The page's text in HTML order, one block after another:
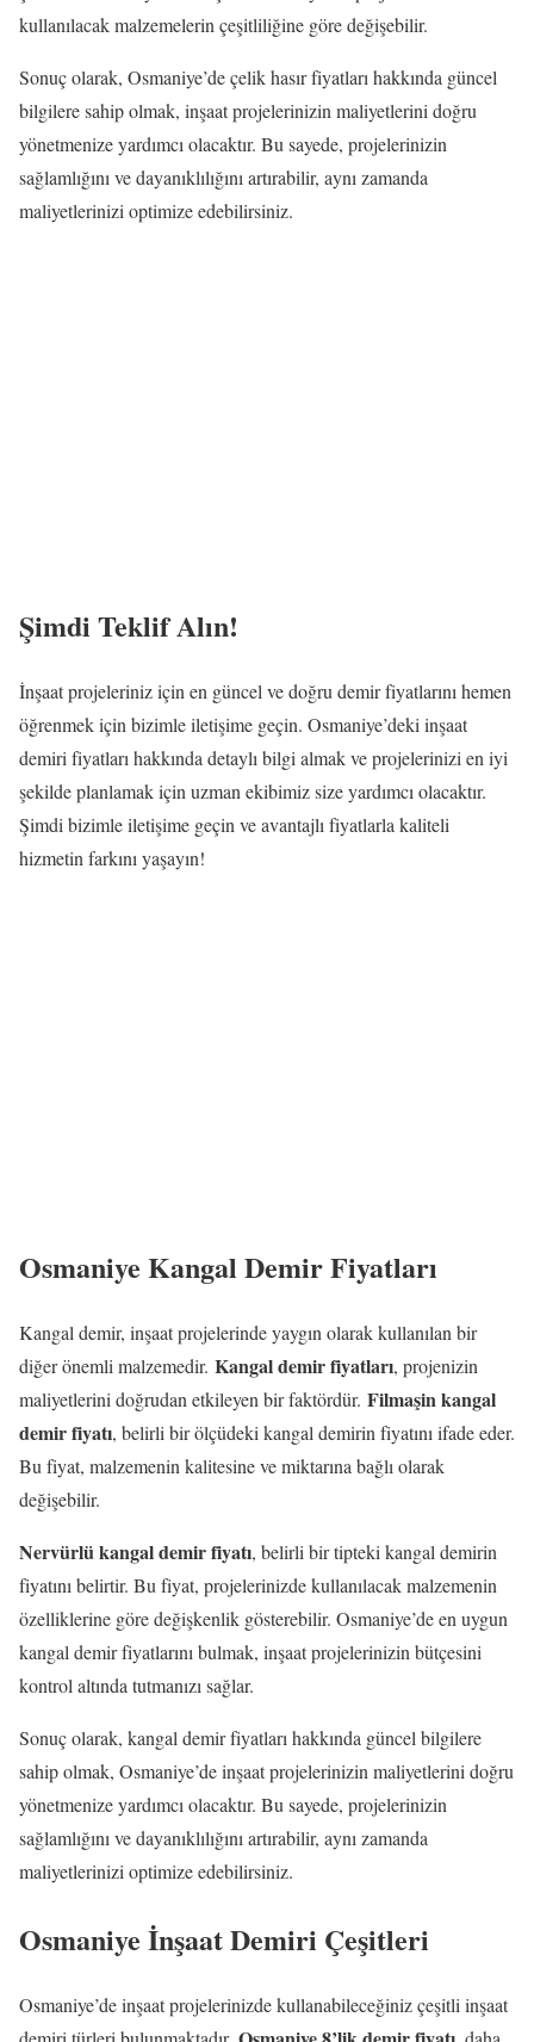
kullanılacak malzemelerin çeşitliliğine göre değişebilir.
Sonuç olarak, Osmaniye’de çelik hasır fiyatları hakkında güncel
bilgilere sahip olmak, inşaat projelerinizin maliyetlerini doğru
yönetmenize yardımcı olacaktır. Bu sayede, projelerinizin
sağlamlığını ve dayanıklılığını artırabilir, aynı zamanda
maliyetlerinizi optimize edebilirsiniz.
Şimdi Teklif Alın!
İnşaat projeleriniz için en güncel ve doğru demir fiyatlarını hemen
öğrenmek için bizimle iletişime geçin. Osmaniye’deki inşaat
demiri fiyatları hakkında detaylı bilgi almak ve projelerinizi en iyi
şekilde planlamak için uzman ekibimiz size yardımcı olacaktır.
Şimdi bizimle iletişime geçin ve avantajlı fiyatlarla kaliteli
hizmetin farkını yaşayın!
Osmaniye Kangal Demir Fiyatları
Kangal demir, inşaat projelerinde yaygın olarak kullanılan bir
diğer önemli malzemedir. Kangal demir fiyatları, projenizin
maliyetlerini doğrudan etkileyen bir faktördür. Filmaşin kangal
demir fiyatı, belirli bir ölçüdeki kangal demirin fiyatını ifade eder.
Bu fiyat, malzemenin kalitesine ve miktarına bağlı olarak
değişebilir.
Nervürlü kangal demir fiyatı, belirli bir tipteki kangal demirin
fiyatını belirtir. Bu fiyat, projelerinizde kullanılacak malzemenin
özelliklerine göre değişkenlik gösterebilir. Osmaniye’de en uygun
kangal demir fiyatlarını bulmak, inşaat projelerinizin bütçesini
kontrol altında tutmanızı sağlar.
Sonuç olarak, kangal demir fiyatları hakkında güncel bilgilere
sahip olmak, Osmaniye’de inşaat projelerinizin maliyetlerini doğru
yönetmenize yardımcı olacaktır. Bu sayede, projelerinizin
sağlamlığını ve dayanıklılığını artırabilir, aynı zamanda
maliyetlerinizi optimize edebilirsiniz.
Osmaniye İnşaat Demiri Çeşitleri
Osmaniye’de inşaat projelerinizde kullanabileceğiniz çeşitli inşaat